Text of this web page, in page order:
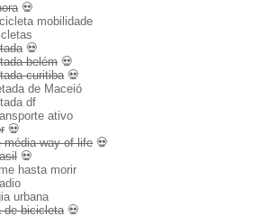
💀
mobilidade
💀
belém 💀
curitiba💀
de Maceió
df
ativo
💀
média way of life 💀
💀
hasta morir
urbana
de bicicleta💀